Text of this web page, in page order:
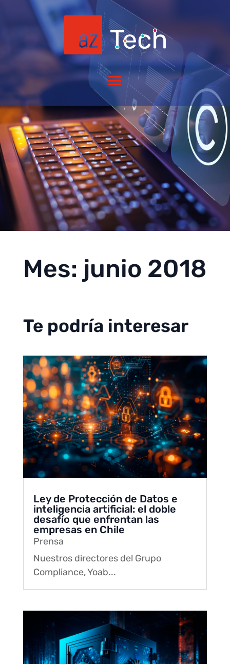
Mes: junio 2018
Te podría interesar
Ley de Protección de Datos e
inteligencia artificial: el doble
desafío que enfrentan las
empresas en Chile
Prensa
Nuestros directores del Grupo
Compliance, Yoab...